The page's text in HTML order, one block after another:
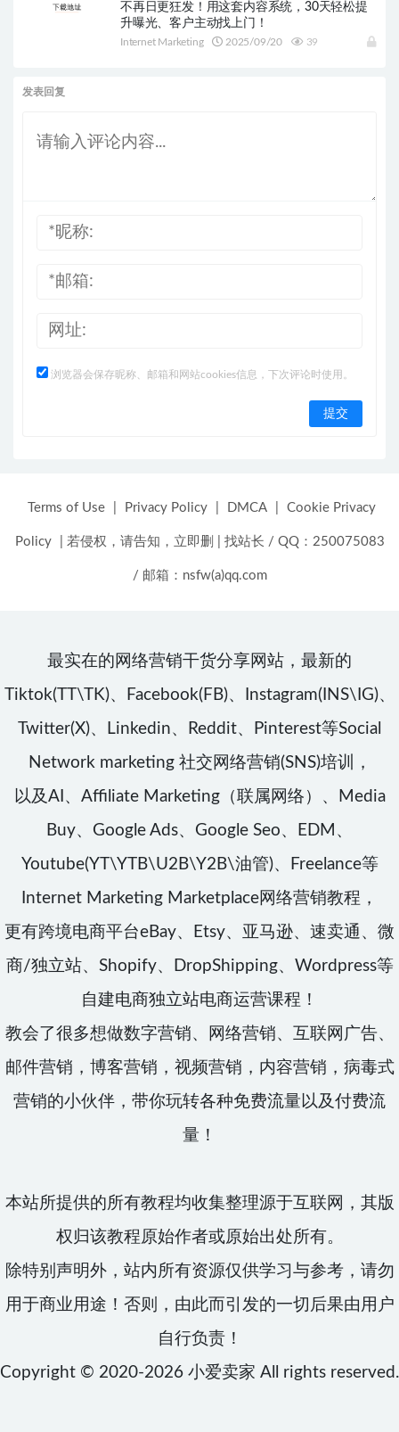
不再日更狂发！用这套内容系统，30天轻松提
升曝光、客户主动找上门！
Internet Marketing 2025/09/20 39
发表回复
浏览器会保存昵称、邮箱和网站cookies信息，下次评论时使用。
Terms of Use Privacy Policy DMCA Cookie Privacy
Policy 若侵权，请告知，立即删 找站长 / QQ：250075083
/ 邮箱：nsfw(a)qq.com
最实在的网络营销干货分享网站，最新的
Tiktok(TT\TK)、Facebook(FB)、Instagram(INS\IG)、
Twitter(X)、Linkedin、Reddit、Pinterest等Social
Network marketing 社交网络营销(SNS)培训，
以及AI、Affiliate Marketing（联属网络）、Media
Buy、Google Ads、Google Seo、EDM、
Youtube(YT\YTB\U2B\Y2B\油管)、Freelance等
Internet Marketing Marketplace网络营销教程，
更有跨境电商平台eBay、Etsy、亚马逊、速卖通、微
商/独立站、Shopify、DropShipping、Wordpress等
自建电商独立站电商运营课程！
教会了很多想做数字营销、网络营销、互联网广告、
邮件营销，博客营销，视频营销，内容营销，病毒式
营销的小伙伴，带你玩转各种免费流量以及付费流
量！
本站所提供的所有教程均收集整理源于互联网，其版
权归该教程原始作者或原始出处所有。
除特别声明外，站内所有资源仅供学习与参考，请勿
用于商业用途！否则，由此而引发的一切后果由用户
自行负责！
Copyright © 2020-2026 小爱卖家 All rights reserved.